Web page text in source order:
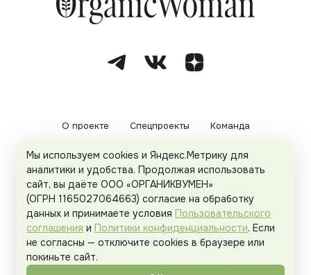
О проекте Спецпроекты Команда
Рекламодателям Политика конфиденциальности
Пользовательское соглашение
Organicwoman.ru . Все права защищены.
Мы используем cookies и Яндекс.Метрику для
аналитики и удобства. Продолжая использовать
сайт, вы даёте ООО «ОРГАНИКВУМЕН»
(ОГРН 1165027064663) согласие на обработку
данных и принимаете условия Пользовательского
соглашения и Политики конфиденциальности. Если
не согласны — отключите cookies в браузере или
покиньте сайт.